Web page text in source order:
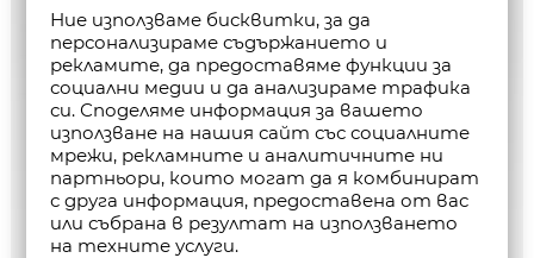
Ние използваме бисквитки, за да
персонализираме съдържанието и
рекламите, да предоставяме функции за
социални медии и да анализираме трафика
си. Споделяме информация за вашето
използване на нашия сайт със социалните
мрежи, рекламните и аналитичните ни
партньори, които могат да я комбинират
с друга информация, предоставена от вас
или събрана в резултат на използването
на техните услуги.